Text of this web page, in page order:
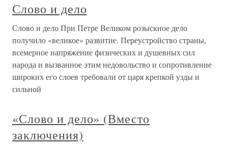
Слово и дело
Слово и дело При Петре Великом розыскное дело
получило «великое» развитие. Переустройство страны,
всемерное напряжение физических и душевных сил
народа и вызванное этим недовольство и сопротивление
широких его слоев требовали от царя крепкой узды и
сильной
«Слово и дело» (Вместо
заключения)